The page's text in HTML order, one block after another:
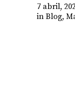
7 abril,
in Blog,